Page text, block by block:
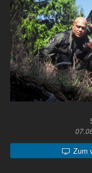
Zum